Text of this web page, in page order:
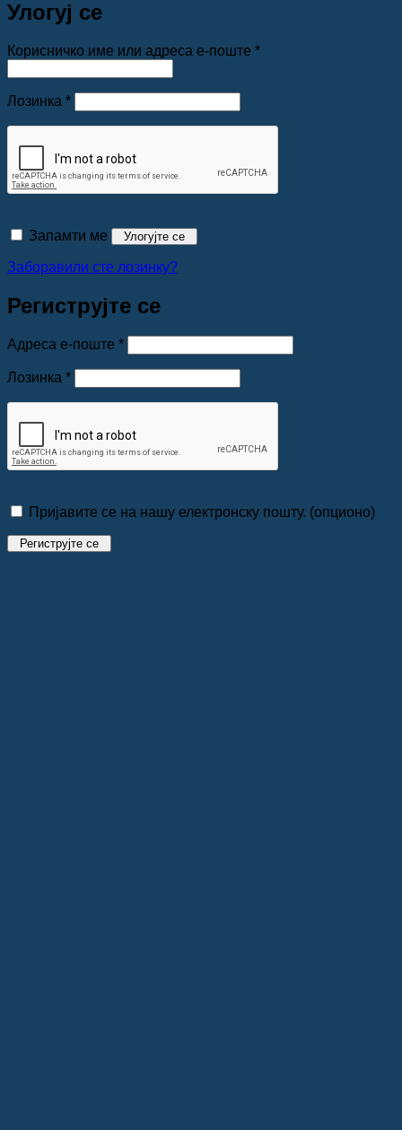
Улогуј се
Корисничко име или адреса е-поште *Обавезно
Лозинка *Обавезно
Запамти ме Улогујте се
Заборавили сте лозинку?
Региструјте се
Адреса е-поште *Обавезно
Лозинка *Обавезно
Пријавите се на нашу електронску пошту. (опционо)
Региструјте се